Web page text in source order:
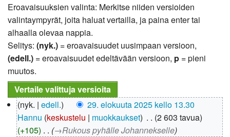
Eroavaisuuksien valinta: Merkitse niiden versioiden
valintaympyrät, joita haluat vertailla, ja paina enter tai
alhaalla olevaa nappia.
Selitys: (nyk.) = eroavaisuudet uusimpaan versioon,
(edell.) = eroavaisuudet edeltävään versioon, p = pieni
muutos.
29.
elokuuta
2025
nyk. edell.
29. elokuuta 2025 kello 13.30
Hannu keskustelu muokkaukset
2 603 tavua
+105
→‎Rukous pyhälle Johannekselle